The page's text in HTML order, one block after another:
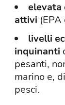
elevata
attivi
livelli
inquinanti
pesanti,
marino e,
pesci.